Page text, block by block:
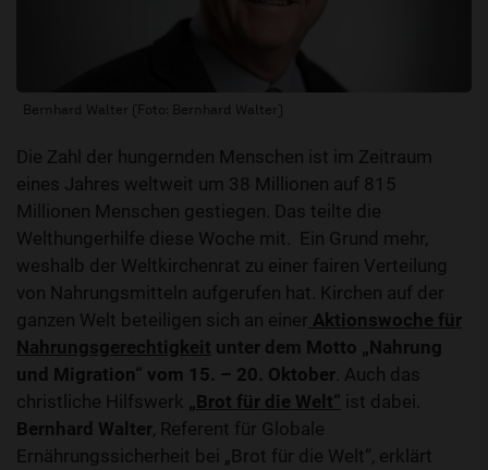
Bernhard Walter (Foto: Bernhard Walter)
Die Zahl der hungernden Menschen ist im Zeitraum
eines Jahres weltweit um 38 Millionen auf 815
Millionen Menschen gestiegen. Das teilte die
Welthungerhilfe diese Woche mit. Ein Grund mehr,
weshalb der Weltkirchenrat zu einer fairen Verteilung
von Nahrungsmitteln aufgerufen hat. Kirchen auf der
ganzen Welt beteiligen sich an einer Aktionswoche für
Nahrungsgerechtigkeit unter dem Motto „Nahrung
und Migration“ vom 15. – 20. Oktober . Auch das
christliche Hilfswerk „Brot für die Welt“ ist dabei.
Bernhard Walter, Referent für Globale
Ernährungssicherheit bei „Brot für die Welt“, erklärt